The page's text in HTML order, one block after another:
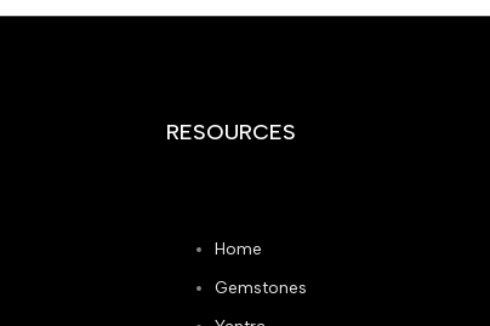
RESOURCES
Home
Gemstones